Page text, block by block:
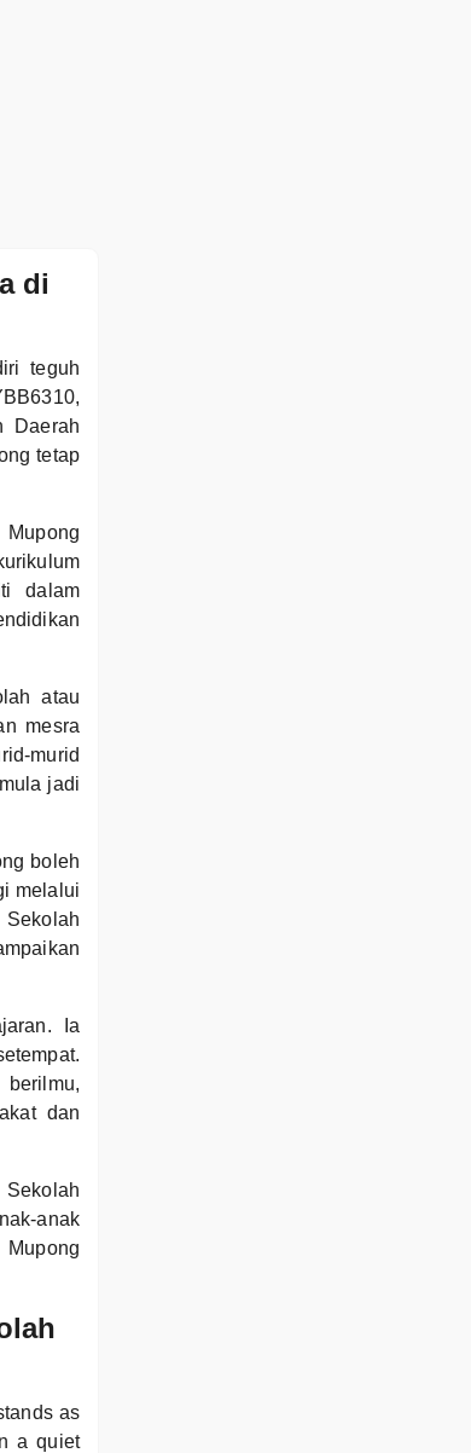
di
teguh
Daerah
tetap
dalam
atau
mesra
murid
jadi
boleh
melalui
Sekolah
Ia
dan
anak
as
a quiet